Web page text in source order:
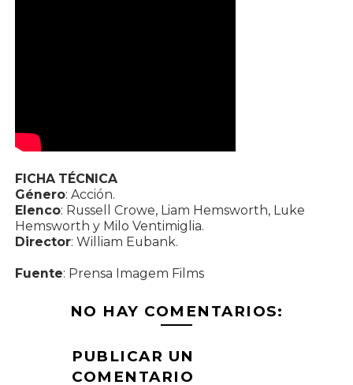
FICHA TÉCNICA
Género: Acción.
Elenco: Russell Crowe, Liam Hemsworth, Luke
Hemsworth y Milo Ventimiglia.
Director: William Eubank.
Fuente: Prensa Imagem Films
NO HAY COMENTARIOS:
PUBLICAR UN
COMENTARIO